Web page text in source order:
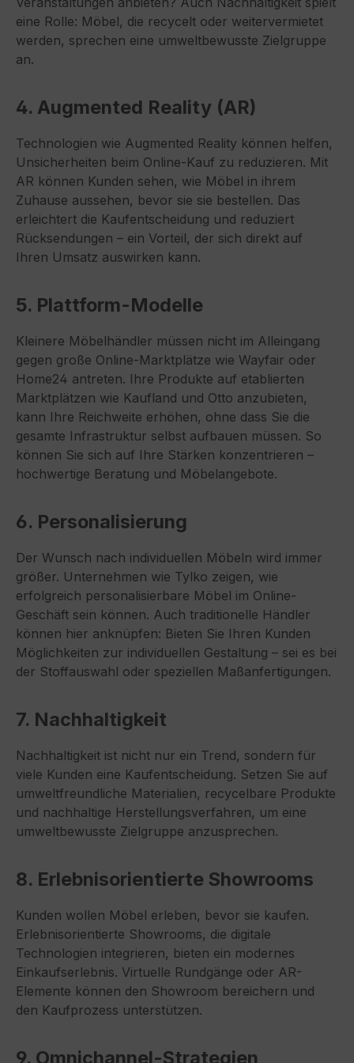
eine Rolle: Möbel, die recycelt oder weitervermietet
werden, sprechen eine umweltbewusste Zielgruppe
an.
4. Augmented Reality (AR)
Technologien wie Augmented Reality können helfen,
Unsicherheiten beim Online-Kauf zu reduzieren. Mit
AR können Kunden sehen, wie Möbel in ihrem
Zuhause aussehen, bevor sie sie bestellen. Das
erleichtert die Kaufentscheidung und reduziert
Rücksendungen – ein Vorteil, der sich direkt auf
Ihren Umsatz auswirken kann.
5. Plattform-Modelle
Kleinere Möbelhändler müssen nicht im Alleingang
gegen große Online-Marktplätze wie Wayfair oder
Home24 antreten. Ihre Produkte auf etablierten
Marktplätzen wie Kaufland und Otto anzubieten,
kann Ihre Reichweite erhöhen, ohne dass Sie die
gesamte Infrastruktur selbst aufbauen müssen. So
können Sie sich auf Ihre Stärken konzentrieren –
hochwertige Beratung und Möbelangebote.
6. Personalisierung
Der Wunsch nach individuellen Möbeln wird immer
größer. Unternehmen wie Tylko zeigen, wie
erfolgreich personalisierbare Möbel im Online-
Geschäft sein können. Auch traditionelle Händler
können hier anknüpfen: Bieten Sie Ihren Kunden
Möglichkeiten zur individuellen Gestaltung – sei es bei
der Stoffauswahl oder speziellen Maßanfertigungen.
7. Nachhaltigkeit
Nachhaltigkeit ist nicht nur ein Trend, sondern für
viele Kunden eine Kaufentscheidung. Setzen Sie auf
umweltfreundliche Materialien, recycelbare Produkte
und nachhaltige Herstellungsverfahren, um eine
umweltbewusste Zielgruppe anzusprechen.
8. Erlebnisorientierte Showrooms
Kunden wollen Möbel erleben, bevor sie kaufen.
Erlebnisorientierte Showrooms, die digitale
Technologien integrieren, bieten ein modernes
Einkaufserlebnis. Virtuelle Rundgänge oder AR-
Elemente können den Showroom bereichern und
den Kaufprozess unterstützen.
9. Omnichannel-Strategien